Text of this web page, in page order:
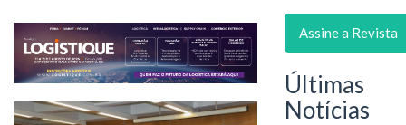
Assine a Revista
Últimas
Notícias